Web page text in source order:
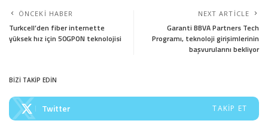
ÖNCEKI HABER
Turkcell’den fiber internette
yüksek hız için 50GPON teknolojisi
NEXT ARTICLE
Garanti BBVA Partners Tech
Programı, teknoloji girişimlerinin
başvurularını bekliyor
BİZİ TAKİP EDİN
Twitter TAKIP ET